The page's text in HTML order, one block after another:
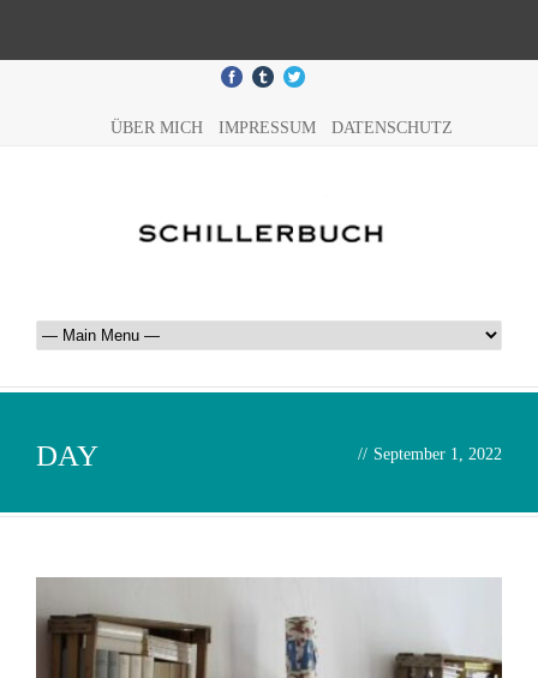
ÜBER MICH IMPRESSUM DATENSCHUTZ
DAY // September 1, 2022